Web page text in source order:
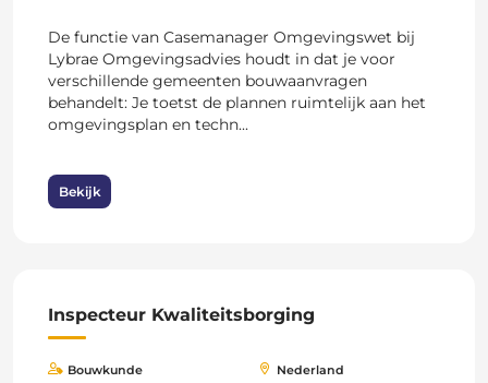
De functie van Casemanager Omgevingswet bij
Lybrae Omgevingsadvies houdt in dat je voor
verschillende gemeenten bouwaanvragen
behandelt: Je toetst de plannen ruimtelijk aan het
omgevingsplan en techn...
Bekijk
Inspecteur Kwaliteitsborging
Bouwkunde Nederland